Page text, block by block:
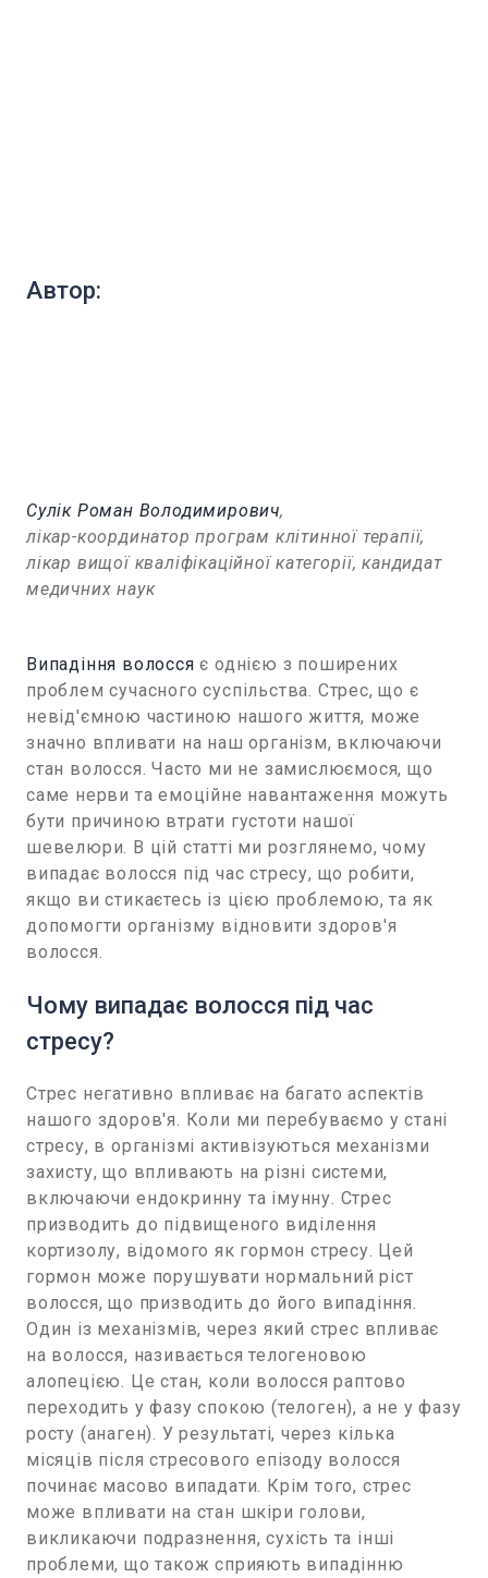
Автор:
Сулік Роман Володимирович,
лікар-координатор програм клітинної терапії,
лікар вищої кваліфікаційної категорії, кандидат
медичних наук
Випадіння волосся є однією з поширених
проблем сучасного суспільства. Стрес, що є
невід'ємною частиною нашого життя, може
значно впливати на наш організм, включаючи
стан волосся. Часто ми не замислюємося, що
саме нерви та емоційне навантаження можуть
бути причиною втрати густоти нашої
шевелюри. В цій статті ми розглянемо, чому
випадає волосся під час стресу, що робити,
якщо ви стикаєтесь із цією проблемою, та як
допомогти організму відновити здоров'я
волосся.
Чому випадає волосся під час
стресу?
Стрес негативно впливає на багато аспектів
нашого здоров'я. Коли ми перебуваємо у стані
стресу, в організмі активізуються механізми
захисту, що впливають на різні системи,
включаючи ендокринну та імунну. Стрес
призводить до підвищеного виділення
кортизолу, відомого як гормон стресу. Цей
гормон може порушувати нормальний ріст
волосся, що призводить до його випадіння.
Один із механізмів, через який стрес впливає
на волосся, називається телогеновою
алопецією. Це стан, коли волосся раптово
переходить у фазу спокою (телоген), а не у фазу
росту (анаген). У результаті, через кілька
місяців після стресового епізоду волосся
починає масово випадати. Крім того, стрес
може впливати на стан шкіри голови,
викликаючи подразнення, сухість та інші
проблеми, що також сприяють випадінню